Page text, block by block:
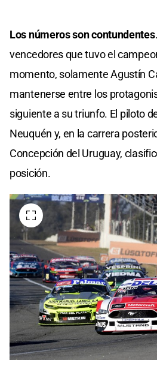
Los números son contundentes
vencedores que tuvo el
momento, solamente Agustín
mantenerse entre los
siguiente a su triunfo. El piloto
Neuquén y, en la carrera
Concepción del Uruguay,
posición.